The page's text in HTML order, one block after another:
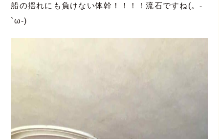
船の揺れにも負けない体幹！！！！流石ですね(。-
`ω-)